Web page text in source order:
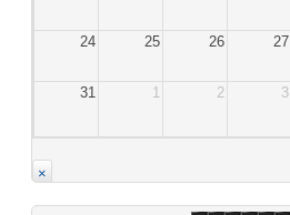
24 25 26 27
31 1 2 3
×